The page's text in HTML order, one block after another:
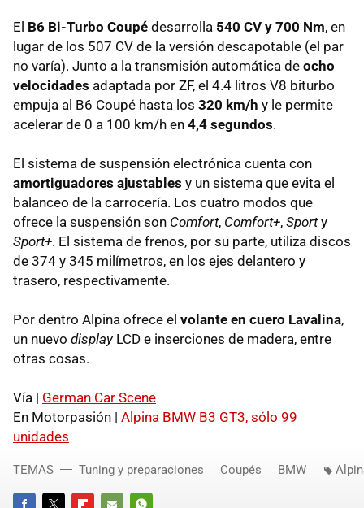
El B6 Bi-Turbo Coupé desarrolla 540 CV y 700 Nm, en
lugar de los 507 CV de la versión descapotable (el par
no varía). Junto a la transmisión automática de ocho
velocidades adaptada por ZF, el 4.4 litros V8 biturbo
empuja al B6 Coupé hasta los 320 km/h y le permite
acelerar de 0 a 100 km/h en 4,4 segundos.
El sistema de suspensión electrónica cuenta con
amortiguadores ajustables y un sistema que evita el
balanceo de la carrocería. Los cuatro modos que
ofrece la suspensión son Comfort, Comfort+, Sporty
Sport+. El sistema de frenos, por su parte, utiliza discos
de 374 y 345 milímetros, en los ejes delantero y
trasero, respectivamente.
Por dentro Alpina ofrece el volante en cuero Lavalina,
un nuevo display LCD e inserciones de madera, entre
otras cosas.
Vía | German Car Scene
En Motorpasión | Alpina BMW B3 GT3, sólo 99
unidades
TEMAS Tuning y preparaciones Coupés BMW